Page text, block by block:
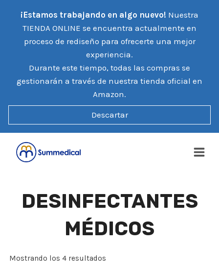
contenido
¡Estamos trabajando en algo nuevo! Nuestra
TIENDA ONLINE se encuentra actualmente en
proceso de rediseño para ofrecerte una mejor
experiencia.
Durante este tiempo, todas las compras se
gestionarán a través de nuestra tienda oficial en
Amazon.
Descartar
DESINFECTANTES
MÉDICOS
Mostrando los 4 resultados